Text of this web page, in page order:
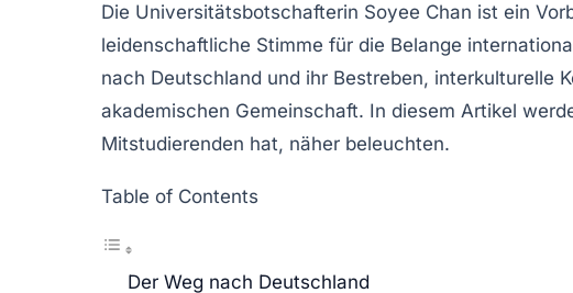
Die Universitätsbotschafterin Soyee Chan ist ein
leidenschaftliche Stimme für die Belange
nach Deutschland und ihr Bestreben, interkulturelle
akademischen Gemeinschaft. In diesem Artikel
Mitstudierenden hat, näher beleuchten.
Table of Contents
Der Weg nach Deutschland